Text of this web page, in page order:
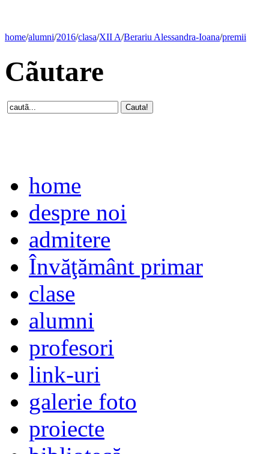
home/alumni/2016/clasa/XII A/Berariu Alessandra-Ioana/premii
Cãutare
home
despre noi
admitere
Învăţământ primar
clase
alumni
profesori
link-uri
galerie foto
proiecte